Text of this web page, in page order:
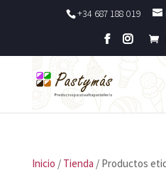
+34 687 188 019
Inicio / Tienda / Productos